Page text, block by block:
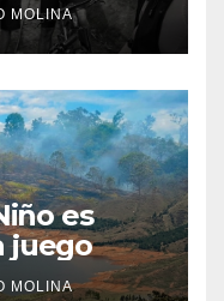
MOLINA
es
juego
MOLINA